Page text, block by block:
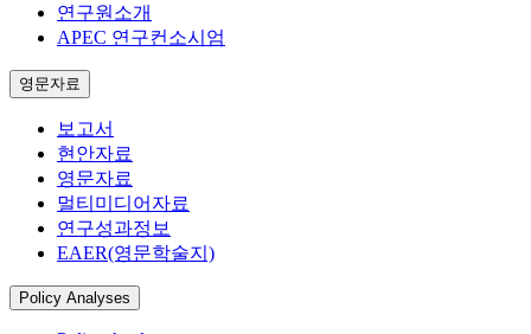
연구원소개
APEC 연구컨소시엄
영문자료
보고서
현안자료
영문자료
멀티미디어자료
연구성과정보
EAER(영문학술지)
Policy Analyses